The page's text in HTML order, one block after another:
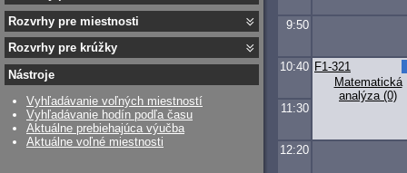
9:50
10:40
Matematická
analýza (0)
F1-321
11:30
12:20
Rozvrhy pre miestnosti
Rozvrhy pre krúžky
Nástroje
Vyhľadávanie voľných miestností
Vyhľadávanie hodín podľa času
Aktuálne prebiehajúca výučba
Aktuálne voľné miestnosti